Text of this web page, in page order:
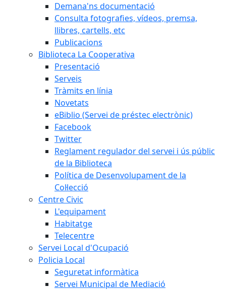
Demana'ns documentació
Consulta fotografies, vídeos, premsa,
llibres, cartells, etc
Publicacions
Biblioteca La Cooperativa
Presentació
Serveis
Tràmits en línia
Novetats
eBiblio (Servei de préstec electrònic)
Facebook
Twitter
Reglament regulador del servei i ús públic
de la Biblioteca
Política de Desenvolupament de la
Col·lecció
Centre Civic
L'equipament
Habitatge
Telecentre
Servei Local d'Ocupació
Policia Local
Seguretat informàtica
Servei Municipal de Mediació